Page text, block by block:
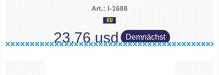
Art.: I-1688
23.76 usd Demnächst